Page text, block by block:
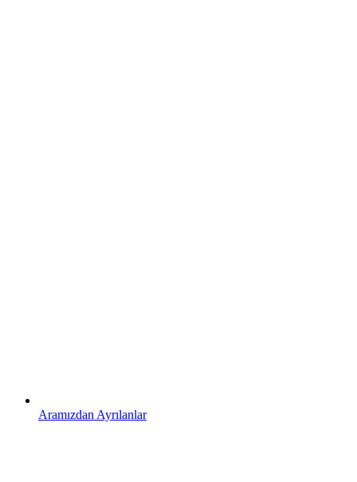
Aramızdan Ayrılanlar